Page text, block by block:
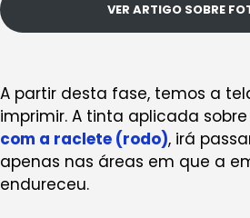
VER ARTIGO SOBRE
A partir desta fase, temos a
imprimir. A tinta aplicada
com a raclete (rodo), irá
apenas nas áreas em que a
endureceu.